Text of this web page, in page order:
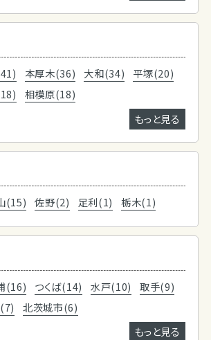
本厚木(36) 大和(34)
平塚(20)
相模原(18)
もっと見る
(15) 佐野(2) 足利(1) 栃木(1)
(16) つくば(14) 水戸(10)
取手(9)
北茨城市(6)
もっと見る